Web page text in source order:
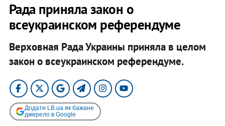
Рада приняла закон о
всеукраинском референдуме
Верховная Рада Украины приняла в целом
закон о всеукраинском референдуме.
Додати LB.ua як бажане
джерело в Google